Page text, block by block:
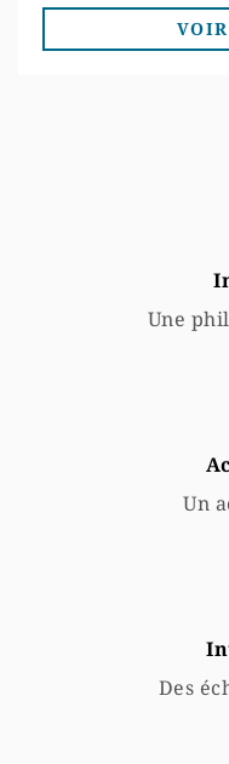
Une
Un
Des